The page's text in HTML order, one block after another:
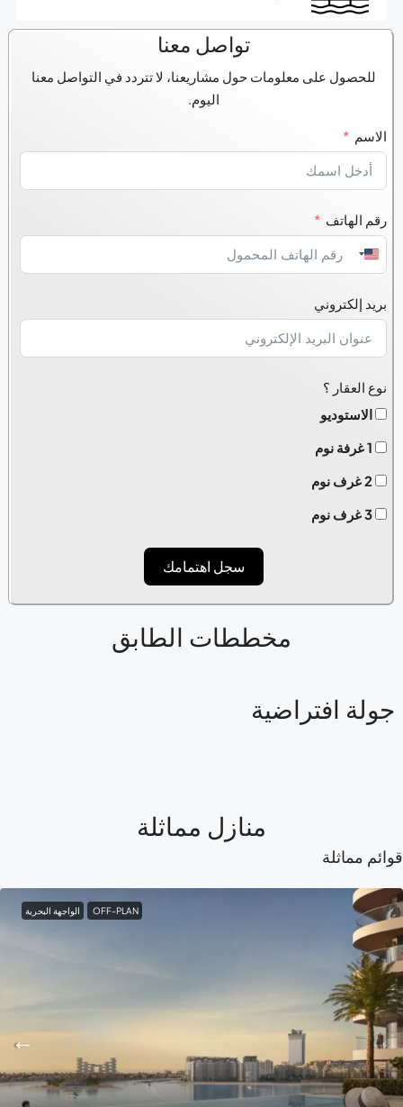
تواصل معنا
للحصول على معلومات حول مشاريعنا، لا تتردد في التواصل معنا
اليوم.
الاسم
رقم الهاتف
United
+1
بريد إلكتروني
نوع العقار ؟
الاستوديو
1 غرفة نوم
2 غرف نوم
3 غرف نوم
سجل اهتمامك
مخططات الطابق
افتراضية
منازل مماثلة
مماثلة
OFF-PLAN الواجهة البحرية